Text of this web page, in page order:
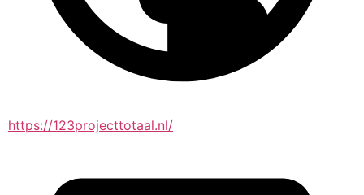
https://123projecttotaal.nl/